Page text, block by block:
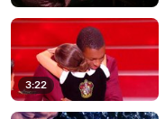
3:22